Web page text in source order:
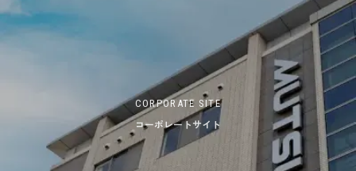
CORPORATE SITE
コーポレートサイト